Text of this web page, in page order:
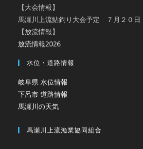
【大会情報】
馬瀬川上流鮎釣り大会予定 ７月２０日
【放流情報】
放流情報2026
水位・道路情報
岐阜県 水位情報
下呂市 道路情報
馬瀬川の天気
馬瀬川上流漁業協同組合